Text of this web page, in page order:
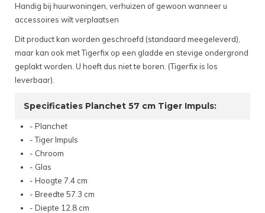
Handig bij huurwoningen, verhuizen of gewoon wanneer u
accessoires wilt verplaatsen
Dit product kan worden geschroefd (standaard meegeleverd),
maar kan ook met Tigerfix op een gladde en stevige ondergrond
geplakt worden. U hoeft dus niet te boren. (Tigerfix is los
leverbaar).
Specificaties Planchet 57 cm Tiger Impuls:
- Planchet
- Tiger Impuls
- Chroom
- Glas
- Hoogte 7.4 cm
- Breedte 57.3 cm
- Diepte 12.8 cm